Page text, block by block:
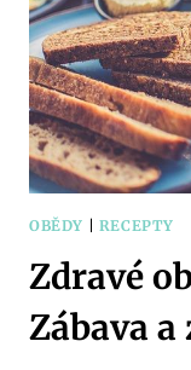
OBĚDY RECEPTY
Zdravé
Zábava